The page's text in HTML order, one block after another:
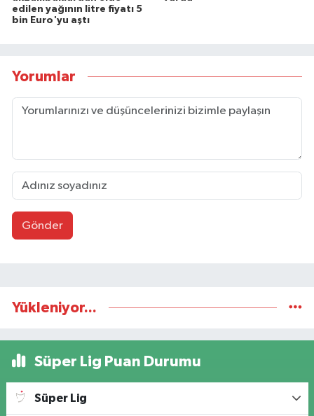
edilen yağının litre fiyatı 5
bin Euro'yu aştı
Yorumlar
Gönder
Yükleniyor...
Süper Lig Puan Durumu
Süper Lig